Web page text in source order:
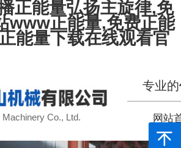
正能量弘扬主旋律,免
www正能量,免费正能
能量下载在线观看官
Co., Ltd.
专业的
网站